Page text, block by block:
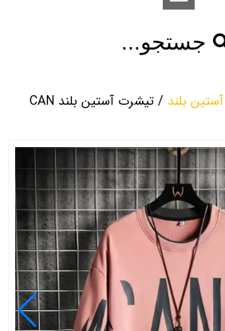
جستجو...
بلند / تیشرت آستین بلند CAN